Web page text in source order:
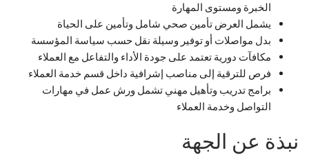
الخبرة ومستوى المهارة
يشمل العرض تأمين صحي شامل وتأمين على الحياة
بدل مواصلات أو توفير وسيلة نقل حسب سياسة المؤسسة
مكافآت دورية تعتمد على جودة الأداء والتفاعل مع العملاء
فرص للترقية إلى مناصب إشرافية داخل قسم خدمة العملاء
برامج تدريب وتأهيل مهني تشمل ورش عمل في مهارات
التواصل وخدمة العملاء
نبذة عن الجهة